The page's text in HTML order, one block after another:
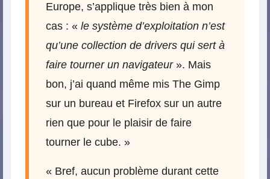
Europe, s’applique très bien à mon
cas : « le système d’exploitation n’est
qu’une collection de drivers qui sert à
faire tourner un navigateur». Mais
bon, j’ai quand même mis The Gimp
sur un bureau et Firefox sur un autre
rien que pour le plaisir de faire
tourner le cube. »
« Bref, aucun problème durant cette